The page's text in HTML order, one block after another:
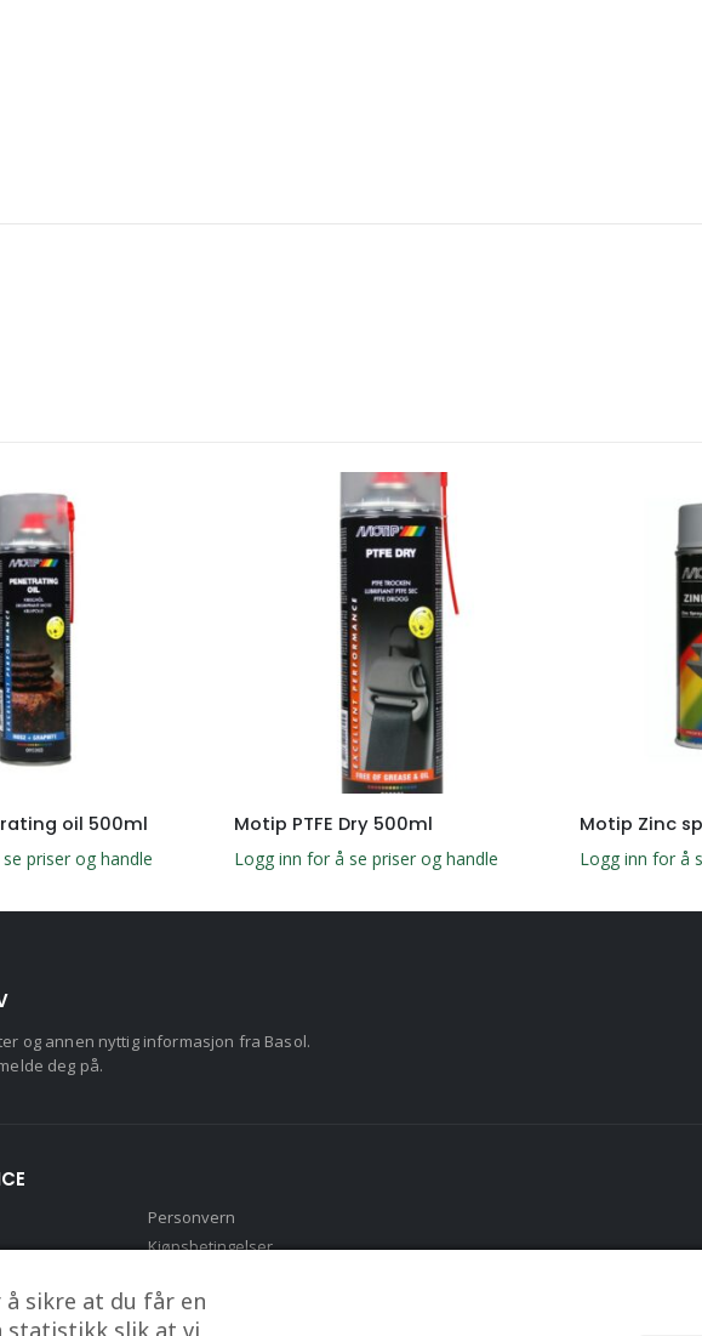
oil 500ml
priser og handle
Motip PTFE Dry 500ml
Logg inn for å se priser og handle
Motip Zinc
Logg inn for å
og annen nyttig informasjon fra Basol.
deg på.
Personvern
Kjøpsbetingelser
sikre at du får en
statistikk slik at vi